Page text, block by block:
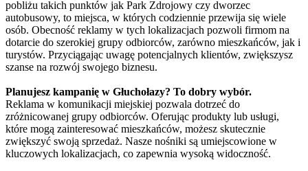
pobliżu takich punktów jak Park Zdrojowy czy dworzec
autobusowy, to miejsca, w których codziennie przewija się wiele
osób. Obecność reklamy w tych lokalizacjach pozwoli firmom na
dotarcie do szerokiej grupy odbiorców, zarówno mieszkańców, jak i
turystów. Przyciągając uwagę potencjalnych klientów, zwiększysz
szanse na rozwój swojego biznesu.
Planujesz kampanię w Głuchołazy? To dobry wybór.
Reklama w komunikacji miejskiej pozwala dotrzeć do
zróżnicowanej grupy odbiorców. Oferując produkty lub usługi,
które mogą zainteresować mieszkańców, możesz skutecznie
zwiększyć swoją sprzedaż. Nasze nośniki są umiejscowione w
kluczowych lokalizacjach, co zapewnia wysoką widoczność.